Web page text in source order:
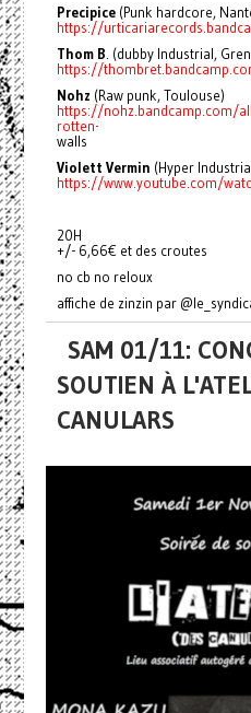
Precipice(Punk hardcore,
https://
Thom B . (dubby Industrial,
https://
Nohz (Raw punk, Toulouse)
https://nohz.bandcamp.com/
rotten-
walls
Violett Vermin (Hyper
https://www.youtube.com/
20H
+/- 6,66€ et des croutes
no cb no reloux
affiche de zinzin par
SAM 01/11:
SOUTIEN À
CANULARS